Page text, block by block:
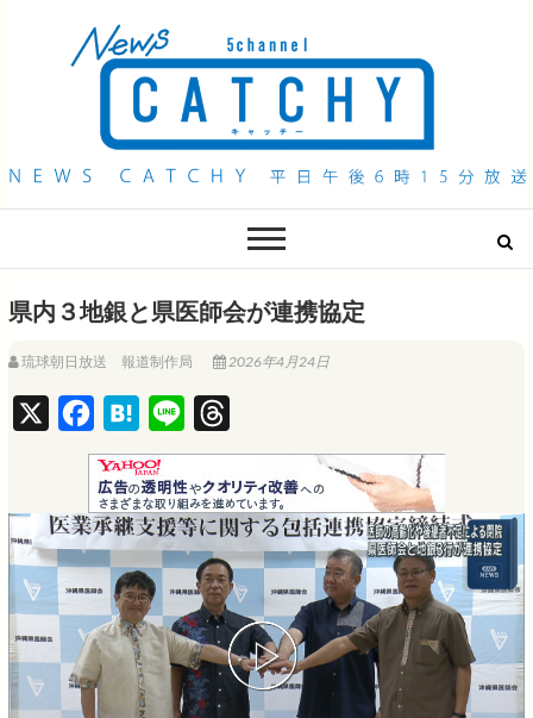
QAB NEWS Headline
県内３地銀と県医師会が連携協定
琉球朝日放送 報道制作局 2026年4月24日
a
c
e
b
o
o
k
H
a
t
e
n
a
i
n
e
h
r
e
a
d
s